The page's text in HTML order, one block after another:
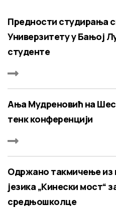
Предности студирања
Универзитету у Бањој
студенте
Ања Мудреновић на
тенк конференцији
Одржано такмичење из
језика „Кинески мост“
средњошколце